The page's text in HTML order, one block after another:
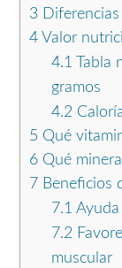
3
4 Valor
4.1 Tabla
gramos
4.2
5 Qué
6 Qué
7 Beneficios
7.1
7.2
muscular